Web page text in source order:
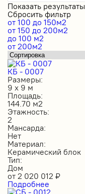
Показать результаты
Сбросить фильтр
от 100 до 150м2
от 150 до 200м2
до 100 м2
от 200м2
КБ - 0007
Размеры:
9 х 9 м
Площадь:
144.70 м2
Этажность:
2
Мансарда:
Нет
Материал:
Керамический блок
Тип:
Дом
от 2 020 012 ₽
Подробнее